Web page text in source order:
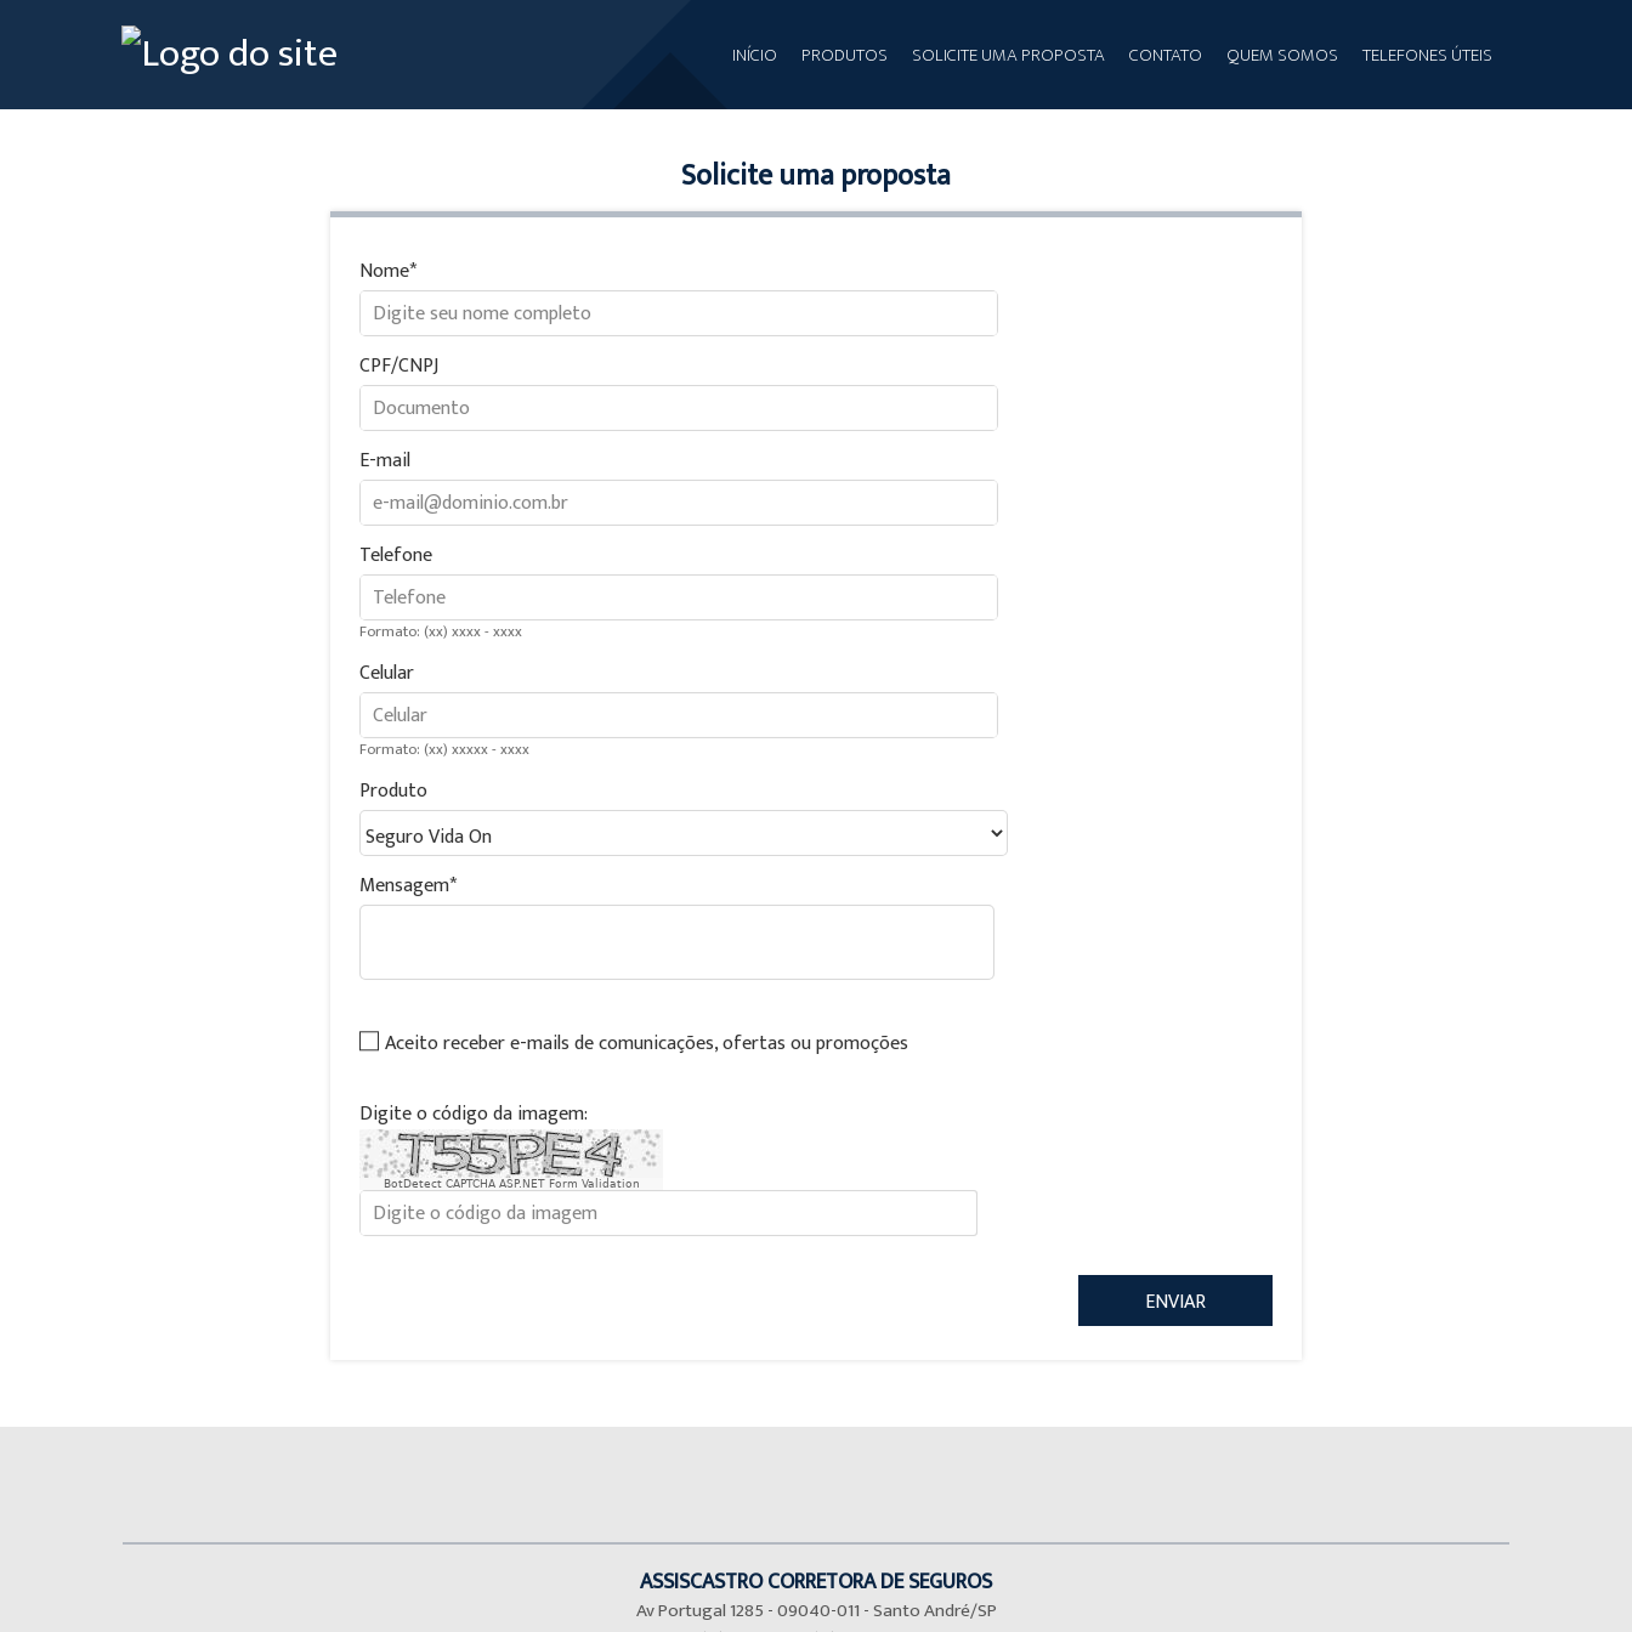
INÍCIO PRODUTOS SOLICITE UMA PROPOSTA CONTATO QUEM SOMOS TELEFONES ÚTEIS
Solicite uma proposta
Nome
CPF/CNPJ
E-mail
Telefone
Formato: (xx) xxxx - xxxx
Celular
Formato: (xx) xxxxx - xxxx
Produto
Mensagem
Aceito receber e-mails de comunicações, ofertas ou promoções
Digite o código da imagem:
BotDetect CAPTCHA ASP.NET Form Validation
ENVIAR
ASSISCASTRO CORRETORA DE SEGUROS
Av Portugal 1285 - 09040-011 - Santo André/SP